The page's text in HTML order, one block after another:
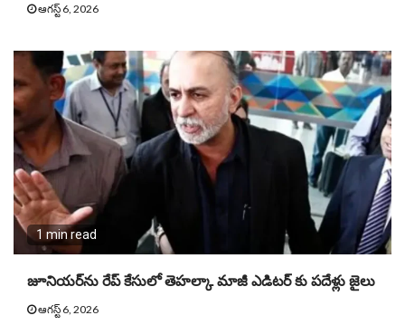
ఆగస్ట్ 6, 2026
1 min read
జూనియ‌ర్‌ను రేప్ కేసులో తెహ‌ల్కా మాజీ ఎడిట‌ర్ కు పదేళ్లు జైలు
ఆగస్ట్ 6, 2026